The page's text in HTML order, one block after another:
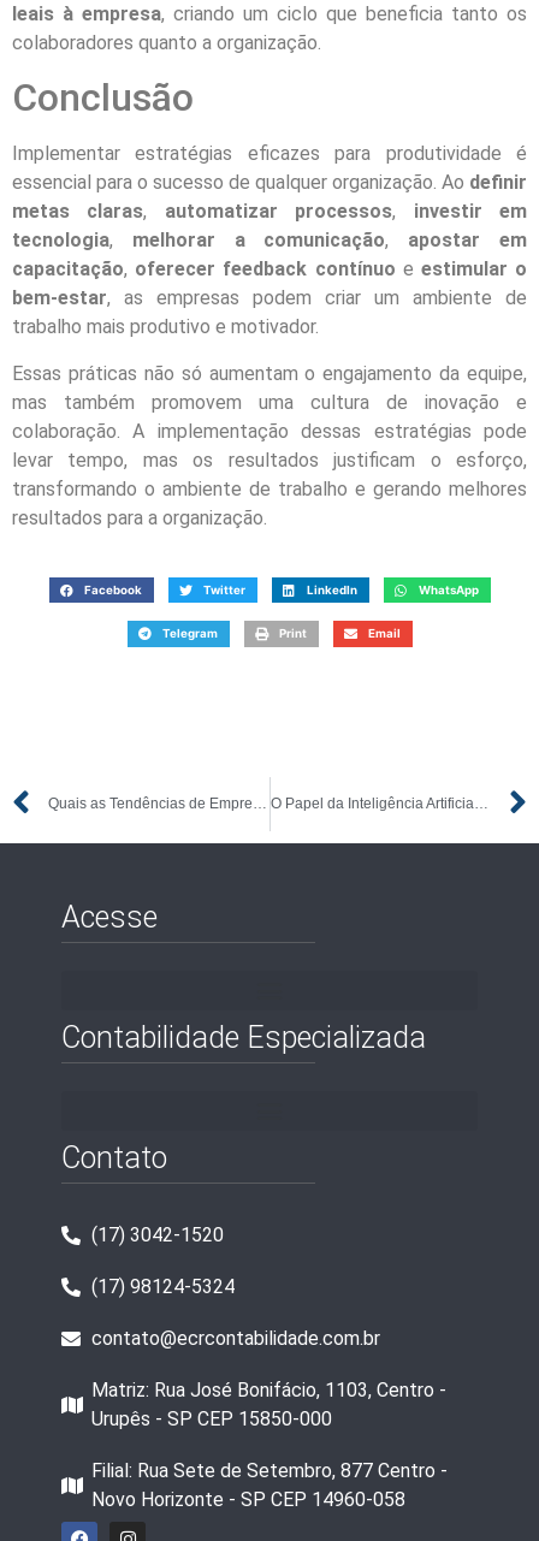
leais à empresa, criando um ciclo que beneficia tanto os
colaboradores quanto a organização.
Conclusão
Implementar estratégias eficazes para produtividade é
essencial para o sucesso de qualquer organização. Ao definir
metas claras, automatizar processos, investir em
tecnologia, melhorar a comunicação, apostar em
capacitação, oferecer feedback contínuo e estimular o
bem-estar, as empresas podem criar um ambiente de
trabalho mais produtivo e motivador.
Essas práticas não só aumentam o engajamento da equipe,
mas também promovem uma cultura de inovação e
colaboração. A implementação dessas estratégias pode
levar tempo, mas os resultados justificam o esforço,
transformando o ambiente de trabalho e gerando melhores
resultados para a organização.
Facebook Twitter LinkedIn WhatsApp
Telegram Print Email
Quais as Tendências de Empreendedorismo para 2025? O Papel da Inteligência Artificial no Empreendedorismo Moderno
Acesse
Contabilidade Especializada
Contato
(17) 3042-1520
(17) 98124-5324
contato@ecrcontabilidade.com.br
Matriz: Rua José Bonifácio, 1103, Centro -
Urupês - SP CEP 15850-000
Filial: Rua Sete de Setembro, 877 Centro -
Novo Horizonte - SP CEP 14960-058